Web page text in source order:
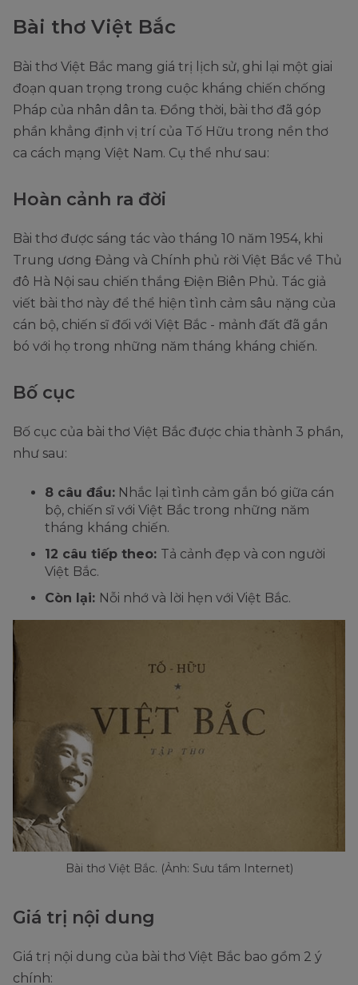
Bài thơ Việt Bắc
Bài thơ Việt Bắc mang giá trị lịch sử, ghi lại một giai
đoạn quan trọng trong cuộc kháng chiến chống
Pháp của nhân dân ta. Đồng thời, bài thơ đã góp
phần khẳng định vị trí của Tố Hữu trong nền thơ
ca cách mạng Việt Nam. Cụ thể như sau:
Hoàn cảnh ra đời
Bài thơ được sáng tác vào tháng 10 năm 1954, khi
Trung ương Đảng và Chính phủ rời Việt Bắc về Thủ
đô Hà Nội sau chiến thắng Điện Biên Phủ. Tác giả
viết bài thơ này để thể hiện tình cảm sâu nặng của
cán bộ, chiến sĩ đối với Việt Bắc - mảnh đất đã gắn
bó với họ trong những năm tháng kháng chiến.
Bố cục
Bố cục của bài thơ Việt Bắc được chia thành 3 phần,
như sau:
8 câu đầu: Nhắc lại tình cảm gắn bó giữa cán
bộ, chiến sĩ với Việt Bắc trong những năm
tháng kháng chiến.
12 câu tiếp theo: Tả cảnh đẹp và con người
Việt Bắc.
Còn lại: Nỗi nhớ và lời hẹn với Việt Bắc.
Bài thơ Việt Bắc. (Ảnh: Sưu tầm Internet)
Giá trị nội dung
Giá trị nội dung của bài thơ Việt Bắc bao gồm 2 ý
chính: